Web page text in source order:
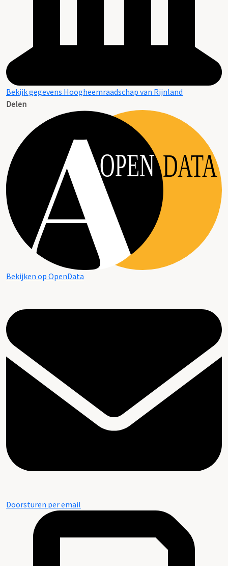
Bekijk gegevens Hoogheemraadschap van Rijnland
Delen
OPEN DATA
Bekijken op OpenData
Doorsturen per email